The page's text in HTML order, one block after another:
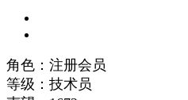
角色：注册会员
等级：技术员